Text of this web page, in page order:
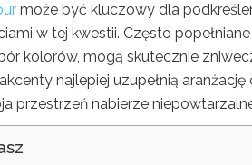
może być kluczowy dla
w tej kwestii. Często
kolorów, mogą skutecznie
najlepiej uzupełnią
przestrzeń nabierze